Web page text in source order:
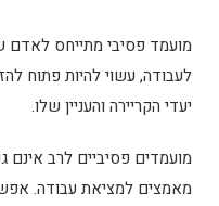
מועמד פסיבי מתייחס לאדם
לעבודה, עשוי להיות פתוח
יעדי הקריירה והעניין שלו.
מועמדים פסיביים לרב
מאמצים למציאת עבודה.